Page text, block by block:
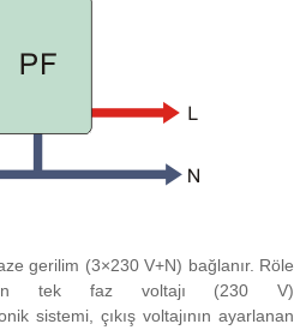
gerilim (3×230 V+N) bağlanır. Röle
tek faz voltajı (230 V)
sistemi, çıkış voltajının ayarlanan